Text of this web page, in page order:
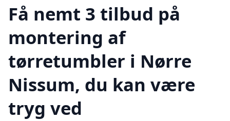
Få nemt 3 tilbud på
montering af
tørretumbler i Nørre
Nissum, du kan være
tryg ved